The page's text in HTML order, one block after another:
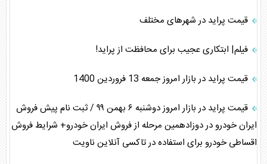
قیمت پراید در شهرهای مختلف
فیلم| ابتکاری عجیب برای محافظت از پراید!
قیمت پراید در بازار امروز جمعه 13 فروردین 1400
قیمت پراید در بازار امروز دوشنبه ۶ بهمن ۹۹ / ثبت نام پیش فروش
ایران خودرو در دوزادهمین مرحله از فروش ایران خودرو+ شرایط فروش
اقساطی خودرو برای استفاده در تاکسی آنلاین ناویت